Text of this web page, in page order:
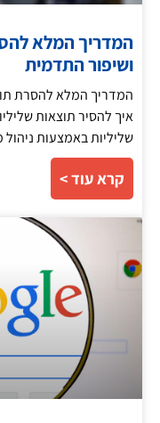
המדריך המלא
ושיפור התדמית
המדריך המלא להסרת
איך להסיר תוצאות
שליליות באמצעות ניהול
קרא עוד >